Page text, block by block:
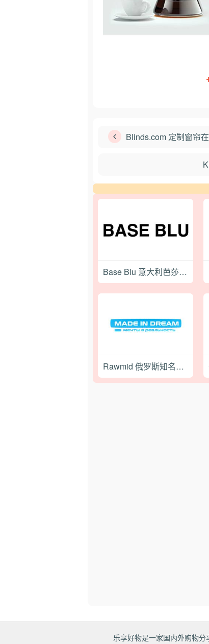
Blinds.com 定制窗帘
Base Blu 意大利芭莎布鲁奢侈品百货网站
Rawmid 俄罗斯知名小家电品牌购物网站
乐享好物是一家国内外购物